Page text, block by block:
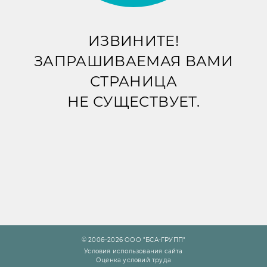
ИЗВИНИТЕ!
ЗАПРАШИВАЕМАЯ ВАМИ
СТРАНИЦА
НЕ СУЩЕСТВУЕТ.
© 2006–2026 ООО "БСА-ГРУПП"
Условия использования сайта
Оценка условий труда